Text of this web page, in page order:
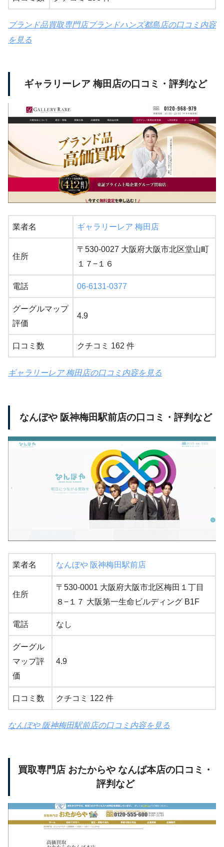
ブランド品買取専門店ブランドハンズ都島店の口コミ内容
を見る
ギャラリーレア 梅田店の口コミ・評判など
業者名 ギャラリーレア 梅田店
住所
〒530-0027 大阪府大阪市北区堂山町
１７−１６
電話 06-6131-0377
グーグルマップ
評価
4.9
口コミ数 クチコミ 162 件
ギャラリーレア 梅田店の口コミ内容を見る
なんぼや 阪神梅田駅前店の口コミ・評判など
業者名 なんぼや 阪神梅田駅前店
住所
〒530-0001 大阪府大阪市北区梅田１丁目
８−１７ 大阪第一生命ビルディング B1F
電話 なし
グーグル
マップ評
価
4.9
口コミ数 クチコミ 122 件
なんぼや 阪神梅田駅前店の口コミ内容を見る
買取専門店 おたからや なんば本店の口コミ・
評判など